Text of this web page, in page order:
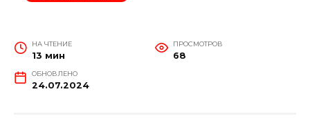
НА ЧТЕНИЕ
13 мин
ПРОСМОТРОВ
68
ОБНОВЛЕНО
24.07.2024